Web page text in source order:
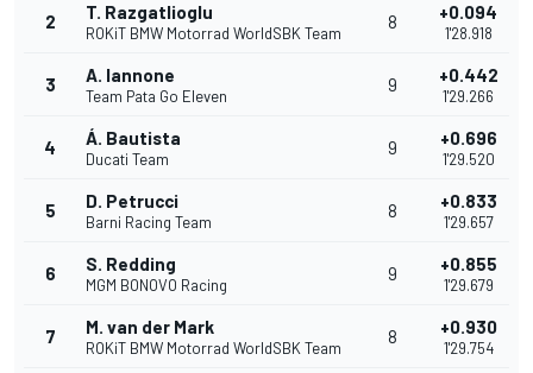
2 T. Razgatlioglu
ROKiT BMW Motorrad WorldSBK Team
8 +0.094
1'28.918
3 A. Iannone
Team Pata Go Eleven
9 +0.442
1'29.266
4 Á. Bautista
Ducati Team
9 +0.696
1'29.520
5 D. Petrucci
Barni Racing Team
8 +0.833
1'29.657
6 S. Redding
MGM BONOVO Racing
9 +0.855
1'29.679
7 M. van der Mark
ROKiT BMW Motorrad WorldSBK Team
8 +0.930
1'29.754